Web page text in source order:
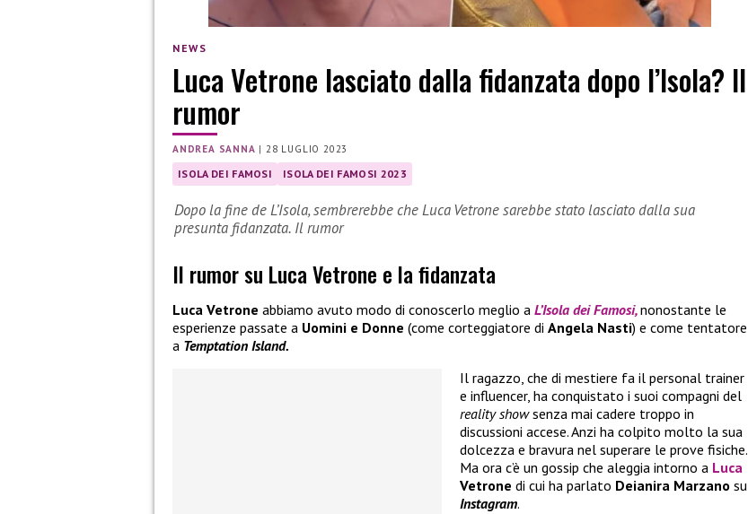
NEWS
Luca Vetrone lasciato dalla fidanzata dopo l’Isola? Il
rumor
ANDREA SANNA |28 LUGLIO 2023
ISOLA DEI FAMOSI ISOLA DEI FAMOSI 2023
Dopo la fine de L’Isola, sembrerebbe che Luca Vetrone sarebbe stato lasciato dalla sua
presunta fidanzata. Il rumor
Il rumor su Luca Vetrone e la fidanzata
Luca Vetrone abbiamo avuto modo di conoscerlo meglio a L’Isola dei Famosi,nonostante le
esperienze passate a Uomini e Donne (come corteggiatore di Angela Nasti) e come tentatore
a Temptation Island.
Il ragazzo, che di mestiere fa il personal trainer
e influencer, ha conquistato i suoi compagni del
reality showsenza mai cadere troppo in
discussioni accese. Anzi ha colpito molto la sua
dolcezza e bravura nel superare le prove fisiche.
Ma ora c’è un gossip che aleggia intorno a Luca
Vetrone di cui ha parlato Deianira Marzano su
Instagram.